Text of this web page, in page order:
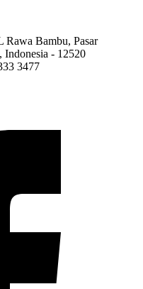
Rawa Bambu, Pasar
Indonesia - 12520
3477